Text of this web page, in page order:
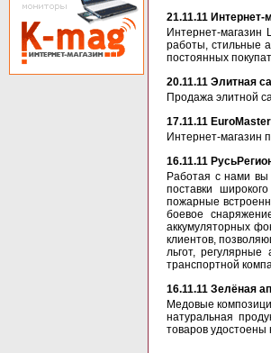
21.11.11 Интернет-
Интернет-магазин
работы, стильные
постоянных
20.11.11 Элитная
Продажа элитной
17.11.11
Интернет-магазин
16.11.11
Работая с нами вы
поставки
пожарные
боевое
аккумуляторных
клиентов,
льгот,
транспортной
16.11.11 Зелёная
Медовые
натуральная
товаров